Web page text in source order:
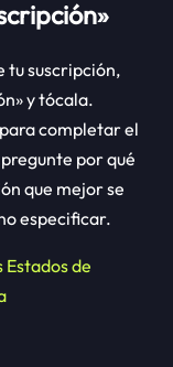
tu suscripción,
y tócala.
completar el
por qué
que mejor se
especificar.
de